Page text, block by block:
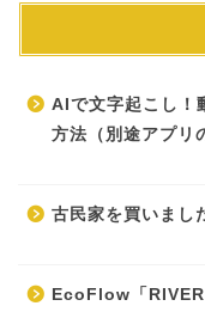
AIで文字起こし！
方法（別途アプリ
古民家を買いまし
EcoFlow「